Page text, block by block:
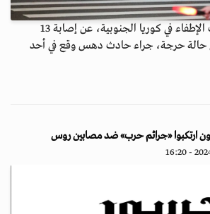
أعلنت الشرطة وسلطات الإطفاء في كوريا الجنوبية، عن إصابة 13
حالة حرجة، جراء حادث دهس وقع في أحد
ارتكبوا «جرائم حرب» ضد مصابين روس